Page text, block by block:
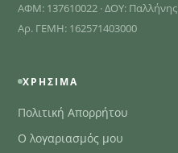
ΑΦΜ: 137610022 · ΔΟΥ: Παλλήνης
Αρ. ΓΕΜΗ: 162571403000
ΧΡΉΣΙΜΑ
Πολιτική Απορρήτου
Ο λογαριασμός μου